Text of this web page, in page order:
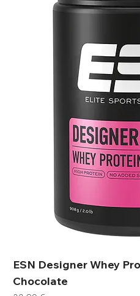
ESN Designer Whey
Chocolate